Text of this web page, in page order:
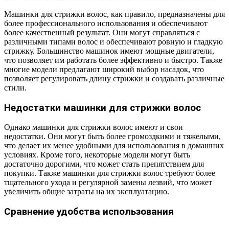
Машинки для стрижки волос, как правило, предназначены для
более профессионального использования и обеспечивают
более качественный результат. Они могут справляться с
различными типами волос и обеспечивают ровную и гладкую
стрижку. Большинство машинок имеют мощные двигатели,
что позволяет им работать более эффективно и быстро. Также
многие модели предлагают широкий выбор насадок, что
позволяет регулировать длину стрижки и создавать различные
стили.
Недостатки машинки для стрижки волос
Однако машинки для стрижки волос имеют и свои
недостатки. Они могут быть более громоздкими и тяжелыми,
что делает их менее удобными для использования в домашних
условиях. Кроме того, некоторые модели могут быть
достаточно дорогими, что может стать препятствием для
покупки. Также машинки для стрижки волос требуют более
тщательного ухода и регулярной замены лезвий, что может
увеличить общие затраты на их эксплуатацию.
Сравнение удобства использования